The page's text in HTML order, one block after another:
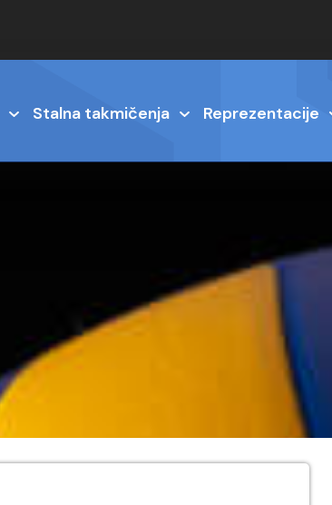
Stalna takmičenja Reprezentacije